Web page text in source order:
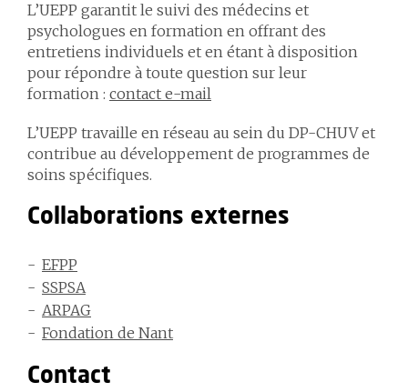
L’UEPP garantit le suivi des médecins et
psychologues en formation en offrant des
entretiens individuels et en étant à disposition
pour répondre à toute question sur leur
formation : contact e-mail
L’UEPP travaille en réseau au sein du DP-CHUV et
contribue au développement de programmes de
soins spécifiques.
Collaborations externes
EFPP
SSPSA
ARPAG
Fondation de Nant
Contact